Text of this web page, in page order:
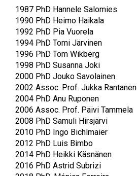
1987 PhD Hannele Salomies
1990 PhD Heimo Haikala
1992 PhD Pia Vuorela
1994 PhD Tomi Järvinen
1996 PhD Tom Wikberg
1998 PhD Susanna Joki
2000 PhD Jouko Savolainen
2002 Assoc. Prof. Jukka Rantanen
2004 PhD Anu Ruponen
2006 Assoc. Prof. Päivi Tammela
2008 PhD Samuli Hirsjärvi
2010 PhD Ingo Bichlmaier
2012 PhD Luis Bimbo
2014 PhD Heikki Käsnänen
2016 PhD Astrid Subrizi